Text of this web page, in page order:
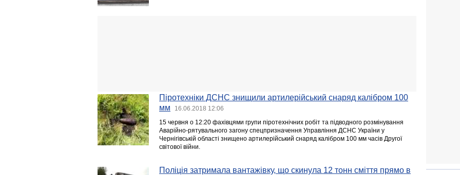
Піротехніки ДСНС знищили артилерійський снаряд калібром 100
мм
16.06.2018 12:06
15 червня о 12:20 фахівцями групи піротехнічних робіт та підводного розмінування
Аварійно-рятувального загону спецпризначення Управління ДСНС України у
Чернігівській області знищено артилерійський снаряд калібром 100 мм часів Другої
світової війни.
Поліція затримала вантажівку, що скинула 12 тонн сміття прямо в